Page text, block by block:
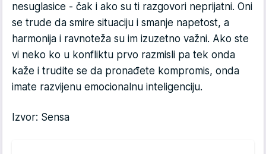
nesuglasice - čak i ako su ti razgovori neprijatni. Oni
se trude da smire situaciju i smanje napetost, a
harmonija i ravnoteža su im izuzetno važni. Ako ste
vi neko ko u konfliktu prvo razmisli pa tek onda
kaže i trudite se da pronađete kompromis, onda
imate razvijenu emocionalnu inteligenciju.
Izvor: Sensa